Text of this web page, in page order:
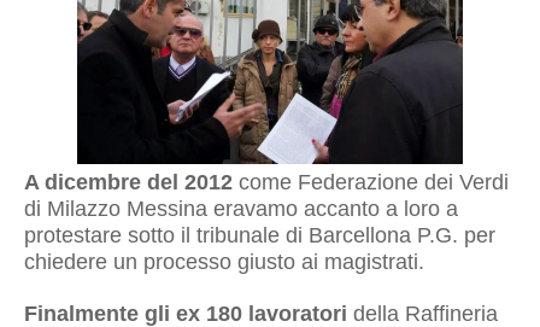
A dicembre del 2012 come Federazione dei Verdi
di Milazzo Messina eravamo accanto a loro a
protestare sotto il tribunale di Barcellona P.G. per
chiedere un processo giusto ai magistrati.
Finalmente gli ex 180 lavoratori della Raffineria